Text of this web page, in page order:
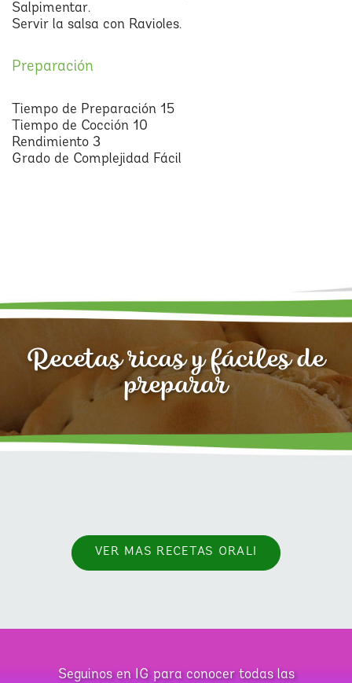
Salpimentar.
Servir la salsa con Ravioles.
Preparación
Tiempo de Preparación 15
Tiempo de Cocción 10
Rendimiento 3
Grado de Complejidad Fácil
Recetas ricas y fáciles de
preparar
VER MAS RECETAS ORALI
Seguinos en IG para conocer todas las